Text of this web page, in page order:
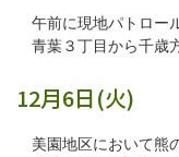
午前に現地パトロー
青葉３丁目から千歳
12月6日(火)
美園地区において熊